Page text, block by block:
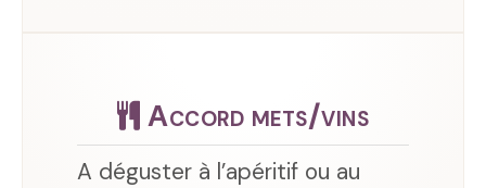
Accord mets/vins
A déguster à l’apéritif ou au